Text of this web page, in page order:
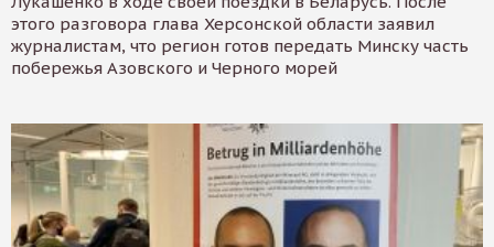
этого разговора глава Херсонской области заявил
журналистам, что регион готов передать Минску часть
побережья Азовского и Черного морей